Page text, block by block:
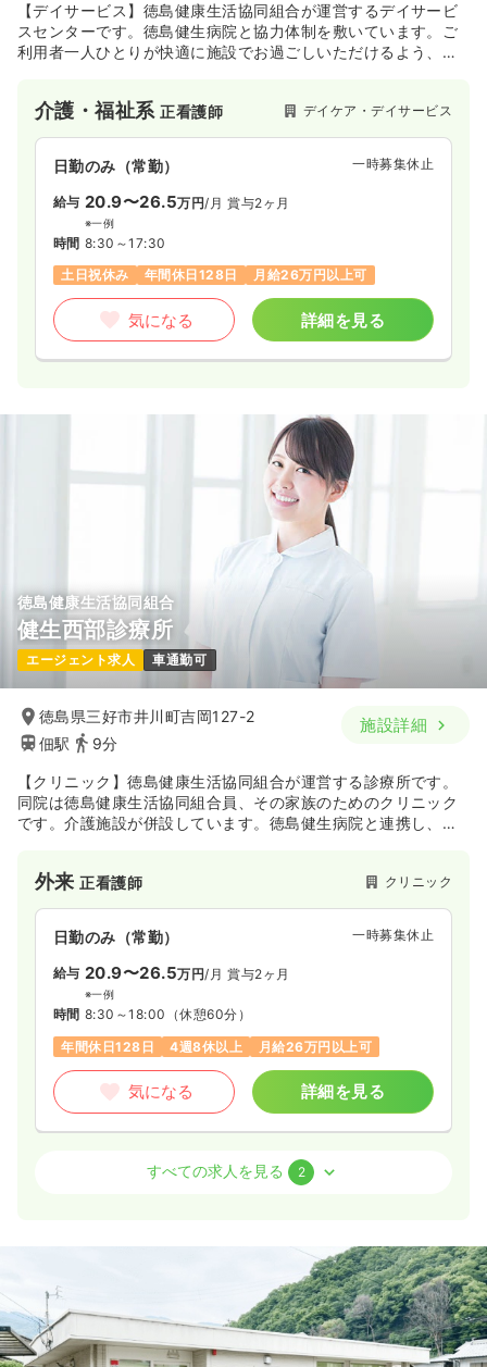
【デイサービス】徳島健康生活協同組合が運営するデイサービ
スセンターです。徳島健生病院と協力体制を敷いています。ご
利用者一人ひとりが快適に施設でお過ごしいただけるよう、最
介護・福祉系正看護師 デイケア・デイサービス
日勤のみ（常勤） 一時募集休止
給与 20.9〜26.5万円/月 賞与2ヶ月
※一例
時間 8:30～17:30
土日祝休み
年間休日128日 月給26万円以上可
気になる 詳細を見る
徳島健康生活協同組合
健生西部診療所
エージェント求人 車通勤可
徳島県三好市井川町吉岡127-2
佃駅
9分
施設詳細
【クリニック】徳島健康生活協同組合が運営する診療所です。
同院は徳島健康生活協同組合員、その家族のためのクリニック
です。介護施設が併設しています。徳島健生病院と連携し、地
外来正看護師 クリニック
日勤のみ（常勤） 一時募集休止
給与 20.9〜26.5万円/月 賞与2ヶ月
※一例
時間 8:30～18:00 （休憩60分）
年間休日128日
4週8休以上 月給26万円以上可
気になる 詳細を見る
正看護師
時間
4週8休以上 月給26万円以上可
すべての求人を見る 2